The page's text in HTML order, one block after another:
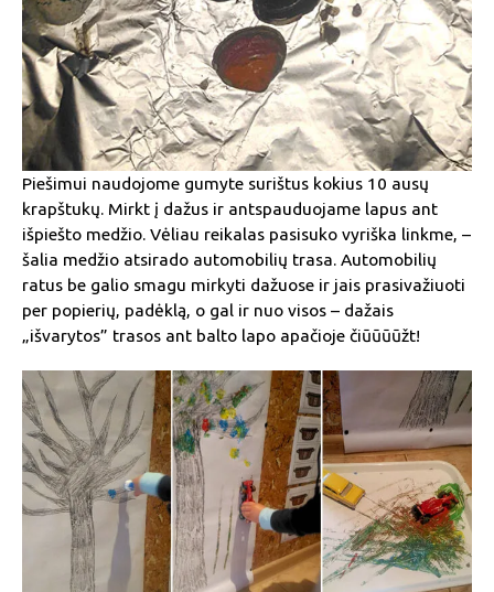
Piešimui naudojome gumyte surištus kokius 10 ausų
krapštukų. Mirkt į dažus ir antspauduojame lapus ant
išpiešto medžio. Vėliau reikalas pasisuko vyriška linkme, –
šalia medžio atsirado automobilių trasa. Automobilių
ratus be galio smagu mirkyti dažuose ir jais prasivažiuoti
per popierių, padėklą, o gal ir nuo visos – dažais
„išvarytos” trasos ant balto lapo apačioje čiūūūūžt!